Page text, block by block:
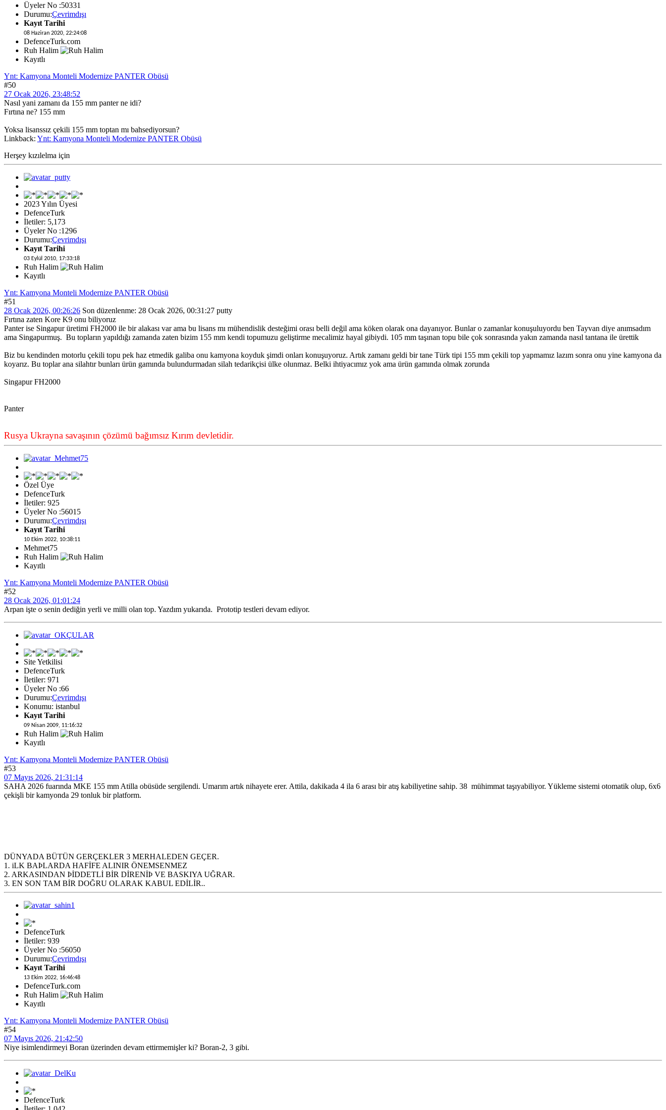
Üyeler No :50331
Durumu:Çevrimdışı
Kayıt Tarihi
08 Haziran 2020, 22:24:08
DefenceTurk.com
Ruh Halim
Kayıtlı
Ynt: Kamyona Monteli Modernize PANTER Obüsü
#50
27 Ocak 2026, 23:48:52
Nasıl yani zamanı da 155 mm panter ne idi?
Fırtına ne? 155 mm
Yoksa lisanssız çekili 155 mm toptan mı bahsediyorsun?
Linkback: Ynt: Kamyona Monteli Modernize PANTER Obüsü
Herşey kızılelma için
2023 Yılın Üyesi
DefenceTurk
İletiler: 5,173
Üyeler No :1296
Durumu:Çevrimdışı
Kayıt Tarihi
03 Eylül 2010, 17:33:18
Ruh Halim
Kayıtlı
Ynt: Kamyona Monteli Modernize PANTER Obüsü
#51
28 Ocak 2026, 00:26:26 Son düzenlenme: 28 Ocak 2026, 00:31:27 putty
Fırtına zaten Kore K9 onu biliyoruz
Panter ise Singapur üretimi FH2000 ile bir alakası var ama bu lisans mı mühendislik desteğimi orası belli değil ama köken olarak ona dayanıyor. Bunlar o zamanlar konuşuluyordu ben Tayvan diye anımsadım
ama Singapurmuş. Bu topların yapıldığı zamanda zaten bizim 155 mm kendi topumuzu geliştirme mecalimiz hayal gibiydi. 105 mm taşınan topu bile çok sonrasında yakın zamanda nasıl tantana ile ürettik
Biz bu kendinden motorlu çekili topu pek haz etmedik galiba onu kamyona koyduk şimdi onları konuşuyoruz. Artık zamanı geldi bir tane Türk tipi 155 mm çekili top yapmamız lazım sonra onu yine kamyona da
koyarız. Bu toplar ana silahtır bunları ürün gamında bulundurmadan silah tedarikçisi ülke olunmaz. Belki ihtiyacımız yok ama ürün gamında olmak zorunda
Singapur FH2000
Panter
Rusya Ukrayna savaşının çözümü bağımsız Kırım devletidir.
Özel Üye
DefenceTurk
İletiler: 925
Üyeler No :56015
Durumu:Çevrimdışı
Kayıt Tarihi
10 Ekim 2022, 10:38:11
Mehmet75
Ruh Halim
Kayıtlı
Ynt: Kamyona Monteli Modernize PANTER Obüsü
#52
28 Ocak 2026, 01:01:24
Arpan işte o senin dediğin yerli ve milli olan top. Yazdım yukarıda. Prototip testleri devam ediyor.
Site Yetkilisi
DefenceTurk
İletiler: 971
Üyeler No :66
Durumu:Çevrimdışı
Konumu: istanbul
Kayıt Tarihi
09 Nisan 2009, 11:16:32
Ruh Halim
Kayıtlı
Ynt: Kamyona Monteli Modernize PANTER Obüsü
#53
07 Mayıs 2026, 21:31:14
SAHA 2026 fuarında MKE 155 mm Atilla obüsüde sergilendi. Umarım artık nihayete erer. Attila, dakikada 4 ila 6 arası bir atış kabiliyetine sahip. 38 mühimmat taşıyabiliyor. Yükleme sistemi otomatik olup, 6x6
çekişli bir kamyonda 29 tonluk bir platform.
DÜNYADA BÜTÜN GERÇEKLER 3 MERHALEDEN GEÇER.
1. iLK BAÞLARDA HAFİFE ALINIR ÖNEMSENMEZ
2. ARKASINDAN ÞİDDETLİ BİR DİRENİÞ VE BASKIYA UĞRAR.
3. EN SON TAM BİR DOĞRU OLARAK KABUL EDİLİR..
DefenceTurk
İletiler: 939
Üyeler No :56050
Durumu:Çevrimdışı
Kayıt Tarihi
13 Ekim 2022, 16:46:48
DefenceTurk.com
Ruh Halim
Kayıtlı
Ynt: Kamyona Monteli Modernize PANTER Obüsü
#54
07 Mayıs 2026, 21:42:50
Niye isimlendirmeyi Boran üzerinden devam ettirmemişler ki? Boran-2, 3 gibi.
DefenceTurk